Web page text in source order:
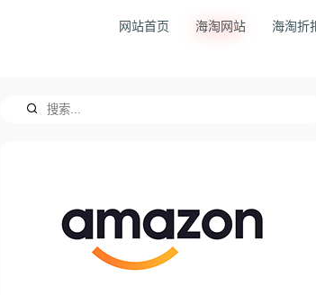
网站首页 海淘网站 海淘折